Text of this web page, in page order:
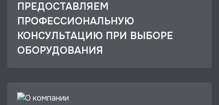
ПРЕДОСТАВЛЯЕМ
ПРОФЕССИОНАЛЬНУЮ
КОНСУЛЬТАЦИЮ ПРИ ВЫБОРЕ
ОБОРУДОВАНИЯ